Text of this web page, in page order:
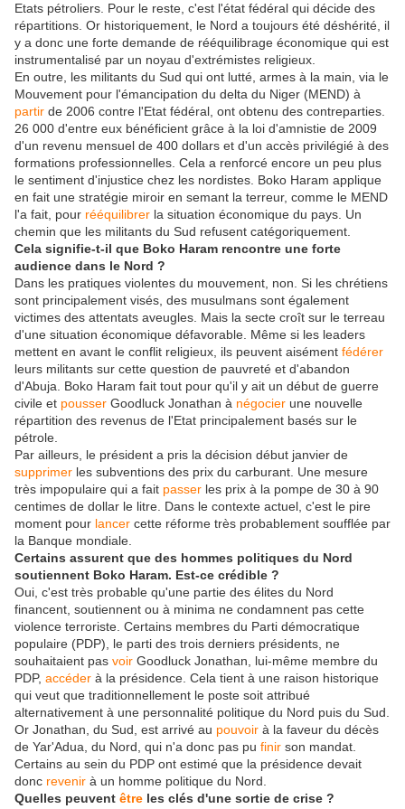
Etats pétroliers. Pour le reste, c'est l'état fédéral qui décide des
répartitions. Or historiquement, le Nord a toujours été déshérité, il
y a donc une forte demande de rééquilibrage économique qui est
instrumentalisé par un noyau d'extrémistes religieux.
En outre, les militants du Sud qui ont lutté, armes à la main, via le
Mouvement pour l'émancipation du delta du Niger (MEND) à
partir de 2006 contre l'Etat fédéral, ont obtenu des contreparties.
26 000 d'entre eux bénéficient grâce à la loi d'amnistie de 2009
d'un revenu mensuel de 400 dollars et d'un accès privilégié à des
formations professionnelles. Cela a renforcé encore un peu plus
le sentiment d'injustice chez les nordistes. Boko Haram applique
en fait une stratégie miroir en semant la terreur, comme le MEND
l'a fait, pour rééquilibrer la situation économique du pays. Un
chemin que les militants du Sud refusent catégoriquement.
Cela signifie-t-il que Boko Haram rencontre une forte
audience dans le Nord ?
Dans les pratiques violentes du mouvement, non. Si les chrétiens
sont principalement visés, des musulmans sont également
victimes des attentats aveugles. Mais la secte croît sur le terreau
d'une situation économique défavorable. Même si les leaders
mettent en avant le conflit religieux, ils peuvent aisément fédérer
leurs militants sur cette question de pauvreté et d'abandon
d'Abuja. Boko Haram fait tout pour qu'il y ait un début de guerre
civile et pousser Goodluck Jonathan à négocier une nouvelle
répartition des revenus de l'Etat principalement basés sur le
pétrole.
Par ailleurs, le président a pris la décision début janvier de
supprimer les subventions des prix du carburant. Une mesure
très impopulaire qui a fait passer les prix à la pompe de 30 à 90
centimes de dollar le litre. Dans le contexte actuel, c'est le pire
moment pour lancer cette réforme très probablement soufflée par
la Banque mondiale.
Certains assurent que des hommes politiques du Nord
soutiennent Boko Haram. Est-ce crédible ?
Oui, c'est très probable qu'une partie des élites du Nord
financent, soutiennent ou à minima ne condamnent pas cette
violence terroriste. Certains membres du Parti démocratique
populaire (PDP), le parti des trois derniers présidents, ne
souhaitaient pas voir Goodluck Jonathan, lui-même membre du
PDP, accéder à la présidence. Cela tient à une raison historique
qui veut que traditionnellement le poste soit attribué
alternativement à une personnalité politique du Nord puis du Sud.
Or Jonathan, du Sud, est arrivé au pouvoir à la faveur du décès
de Yar'Adua, du Nord, qui n'a donc pas pu finir son mandat.
Certains au sein du PDP ont estimé que la présidence devait
donc revenir à un homme politique du Nord.
Quelles peuvent être les clés d'une sortie de crise ?